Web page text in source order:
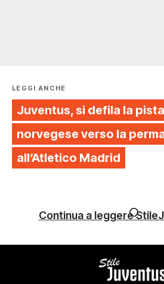
LEGGI ANCHE
Juventus, si defila la
norvegese verso la
all’Atletico Madrid
Continua a leggere